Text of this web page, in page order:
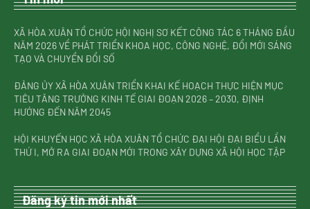
XÃ HÒA XUÂN TỔ CHỨC HỘI NGHỊ SƠ KẾT CÔNG TÁC 6 THÁNG ĐẦU
NĂM 2026 VỀ PHÁT TRIỂN KHOA HỌC, CÔNG NGHỆ, ĐỔI MỚI SÁNG
TẠO VÀ CHUYỂN ĐỔI SỐ
ĐẢNG ỦY XÃ HÒA XUÂN TRIỂN KHAI KẾ HOẠCH THỰC HIỆN MỤC
TIÊU TĂNG TRƯỞNG KINH TẾ GIAI ĐOẠN 2026 – 2030, ĐỊNH
HƯỚNG ĐẾN NĂM 2045
HỘI KHUYẾN HỌC XÃ HÒA XUÂN TỔ CHỨC ĐẠI HỘI ĐẠI BIỂU LẦN
THỨ I, MỞ RA GIAI ĐOẠN MỚI TRONG XÂY DỰNG XÃ HỘI HỌC TẬP
Đăng ký tin mới nhất